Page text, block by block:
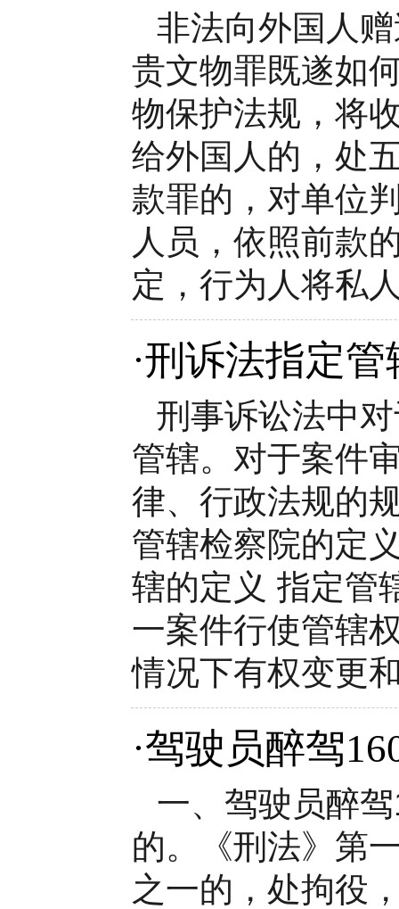
非法向外国人
贵文物罪既遂如
物保护法规，将
给外国人的，处
款罪的，对单位
人员，依照前款
定，行为人将私
·刑诉法指定
刑事诉讼法中
管辖。对于案件
律、行政法规的
管辖检察院的定
辖的定义 指定管
一案件行使管辖
情况下有权变更
·驾驶员醉驾
一、驾驶员醉
的。《刑法》第
之一的，处拘役